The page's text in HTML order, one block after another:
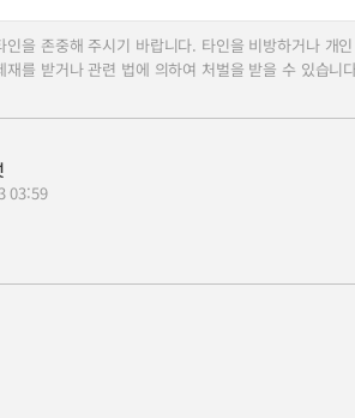
인을 존중해 주시기 바랍니다. 타인을 비방하거나 개
재를 받거나 관련 법에 의하여 처벌을 받을 수 있습니
03:59